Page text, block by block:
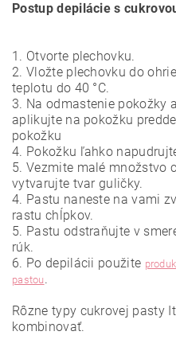
Postup depilácie s
1. Otvorte plechovku.
2. Vložte plechovku do
teplotu do 40 °C.
3. Na odmastenie pokožky
aplikujte na pokožku
pokožku
4. Pokožku ľahko
5. Vezmite malé množstvo
vytvarujte tvar guličky.
4. Pastu naneste na vami
rastu chĺpkov.
5. Pastu odstraňujte v
rúk.
6. Po depilácii použite
pastou .
Rôzne typy cukrovej pasty
kombinovať.